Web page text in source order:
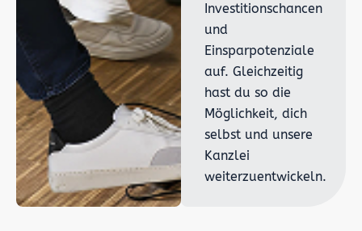
Investitionschancen
und
Einsparpotenziale
auf. Gleichzeitig
hast du so die
Möglichkeit, dich
selbst und unsere
Kanzlei
weiterzuentwickeln.